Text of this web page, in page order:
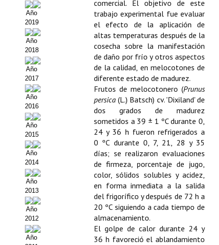
Leer revista ITEA
Directrices para autores/as
Políticas Editoriales
Propuesta Volumen Especial
Sello Calidad FECYT
Premio Prensa Agraria
Buscador de Artículos
JORNADAS AIDA
Presentación Jornadas
Comunicaciones
Jornadas PAM 2026
Premio Jóvenes Investigadores
Año
2019
Año
2018
Año
2017
Año
2016
Año
2015
Año
2014
Año
2013
Año
2012
Año
comercial. El objetivo de este
trabajo experimental fue evaluar
el efecto de la aplicación de
altas temperaturas después de la
cosecha sobre la manifestación
de daño por frío y otros aspectos
de la calidad, en melocotones de
diferente estado de madurez.
Frutos de melocotonero (Prunus
persica (L.) Batsch) cv. 'Dixiland' de
dos grados de madurez
sometidos a 39 ± 1 ºC durante 0,
24 y 36 h fueron refrigerados a
0 ºC durante 0, 7, 21, 28 y 35
días; se realizaron evaluaciones
de firmeza, porcentaje de jugo,
color, sólidos solubles y acidez,
en forma inmediata a la salida
del frigorífico y después de 72 h a
20 ºC siguiendo a cada tiempo de
almacenamiento.
El golpe de calor durante 24 y
36 h favoreció el ablandamiento